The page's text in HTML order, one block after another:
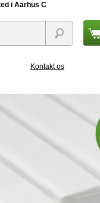
i Aarhus C
Kontakt os